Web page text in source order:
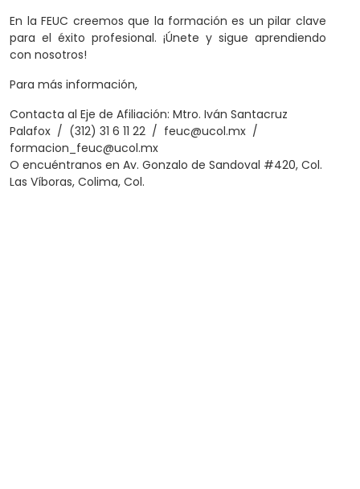
En la FEUC creemos que la formación es un pilar clave
para el éxito profesional. ¡Únete y sigue aprendiendo
con nosotros!
Para más información,
Contacta al Eje de Afiliación: Mtro. Iván Santacruz
Palafox / (312) 31 6 11 22 / feuc@ucol.mx /
formacion_feuc@ucol.mx
O encuéntranos en Av. Gonzalo de Sandoval #420, Col.
Las Víboras, Colima, Col.